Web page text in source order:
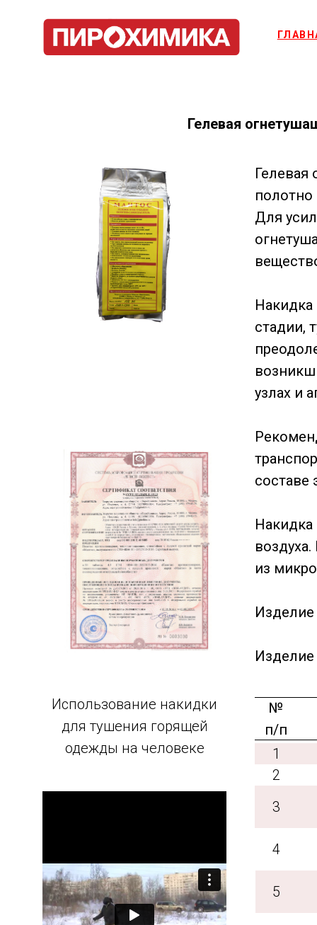
Гелевая
Гелевая
Для
стадии,
узлах и
составе
из
Изделие
Изделие
№
п/п
1
2
3
4
5
Использование накидки
для тушения горящей
одежды на человеке